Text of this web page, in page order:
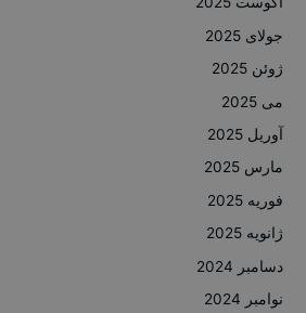
جولای 2025
ژوئن 2025
می 2025
آوریل 2025
مارس 2025
فوریه 2025
ژانویه 2025
دسامبر 2024
نوامبر 2024